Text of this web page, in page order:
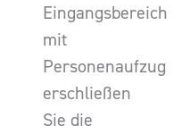
Eingangsbereich
mit
Personenaufzug
erschließen
Sie die